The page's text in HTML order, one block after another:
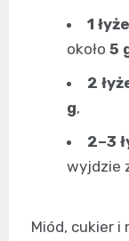
1
około 5
2
g,
2–3
wyjdzie
Miód, cukier i